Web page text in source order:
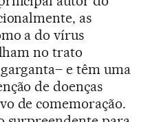
as
a do vírus
no trato
e têm uma
de doenças
de comemoração.